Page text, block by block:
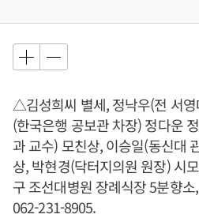
△김성희씨 별세, 정낙우(전 서
(한국은행 공보관 차장) 정다운
과 교수) 모친상, 이승일(동신대
상, 박현경(닥터지의원 원장) 시
구 조선대병원 장례식장 5분향
062-231-8905.